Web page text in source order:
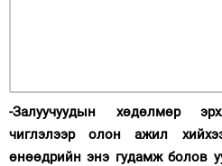
-Залуучуудын хөдөлмөр
чиглэлээр олон ажил
өнөөдрийн энэ гудамж болов